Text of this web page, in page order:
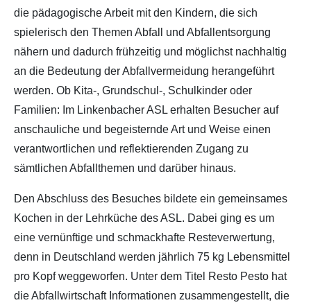
die pädagogische Arbeit mit den Kindern, die sich
spielerisch den Themen Abfall und Abfallentsorgung
nähern und dadurch frühzeitig und möglichst nachhaltig
an die Bedeutung der Abfallvermeidung herangeführt
werden. Ob Kita-, Grundschul-, Schulkinder oder
Familien: Im Linkenbacher ASL erhalten Besucher auf
anschauliche und begeisternde Art und Weise einen
verantwortlichen und reflektierenden Zugang zu
sämtlichen Abfallthemen und darüber hinaus.
Den Abschluss des Besuches bildete ein gemeinsames
Kochen in der Lehrküche des ASL. Dabei ging es um
eine vernünftige und schmackhafte Resteverwertung,
denn in Deutschland werden jährlich 75 kg Lebensmittel
pro Kopf weggeworfen. Unter dem Titel Resto Pesto hat
die Abfallwirtschaft Informationen zusammengestellt, die